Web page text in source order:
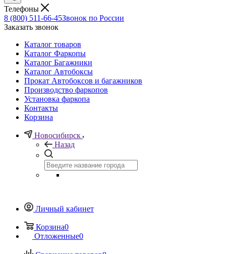
Телефоны
8 (800) 511-66-45Звонок по России
Заказать звонок
Каталог товаров
Каталог Фаркопы
Каталог Багажники
Каталог Автобоксы
Прокат Автобоксов и багажников
Производство фаркопов
Установка фаркопа
Контакты
Корзина
Новосибирск
Назад
Личный кабинет
Корзина0
Отложенные0